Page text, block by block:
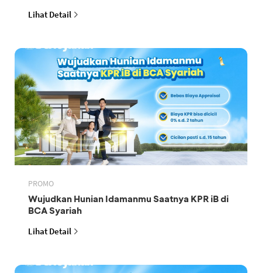
Lihat Detail
PROMO
Wujudkan Hunian Idamanmu Saatnya KPR iB di
BCA Syariah
Lihat Detail